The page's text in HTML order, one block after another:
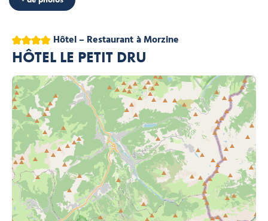
4 étoiles Hôtel – Restaurantà Morzine
HÔTEL LE PETIT DRU